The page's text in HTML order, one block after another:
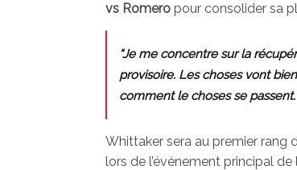
vs Romero pour consolider sa
“Je me concentre sur la
provisoire. Les choses vont
comment le choses se
Whittaker sera au premier rang
lors de l’événement principal de